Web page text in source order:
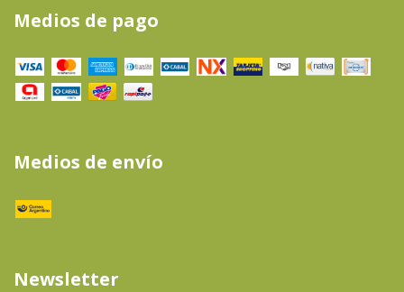
Medios de pago
Medios de envío
Newsletter